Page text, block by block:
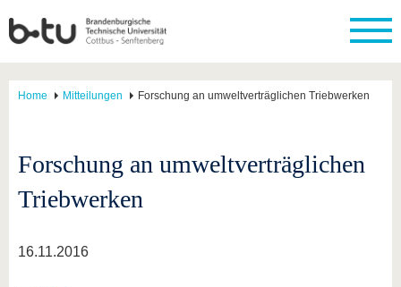
Home Mitteilungen Forschung an umweltverträglichen Triebwerken
Forschung an umweltverträglichen
Triebwerken
16.11.2016